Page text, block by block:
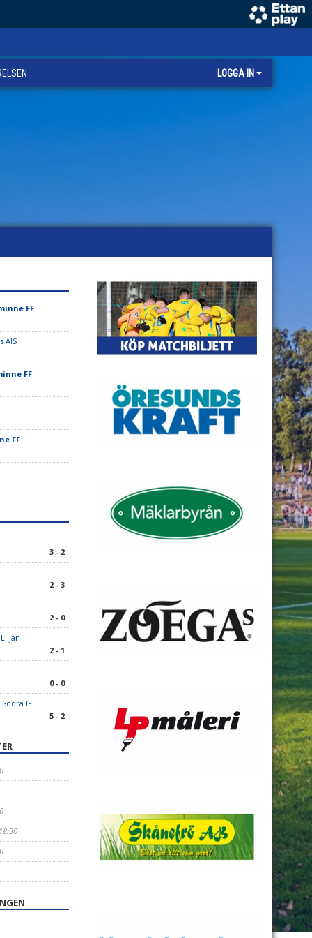
LOGGA IN
FF
AIS
FF
FF
3 - 2
2 - 3
2 - 0
2 - 1
0 - 0
IF
5 - 2